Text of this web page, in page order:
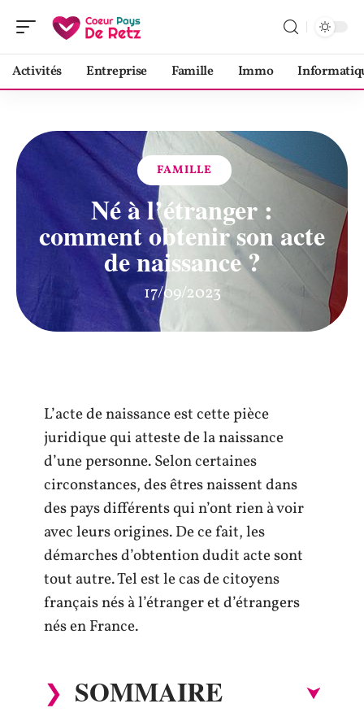
Activités Entreprise Famille Immo
FAMILLE
Né à l’étranger :
comment obtenir son acte
de naissance ?
17/09/2023
L’acte de naissance est cette pièce
juridique qui atteste de la naissance
d’une personne. Selon certaines
circonstances, des êtres naissent dans
des pays différents qui n’ont rien à voir
avec leurs origines. De ce fait, les
démarches d’obtention dudit acte sont
tout autre. Tel est le cas de citoyens
français nés à l’étranger et d’étrangers
nés en France.
SOMMAIRE